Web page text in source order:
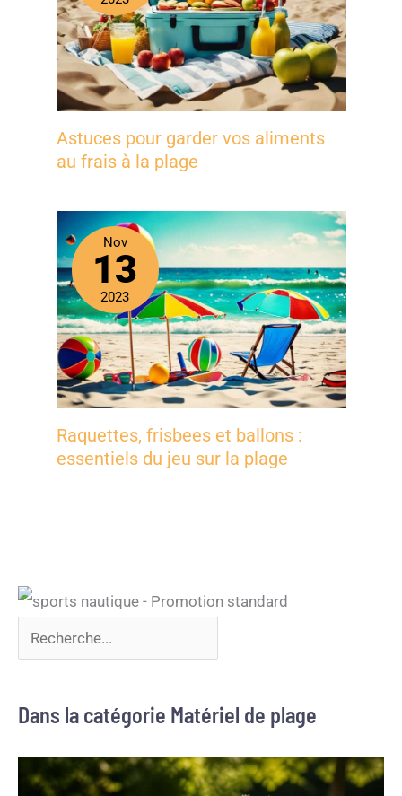
Astuces pour garder vos aliments
au frais à la plage
Nov
13
2023
Raquettes, frisbees et ballons :
essentiels du jeu sur la plage
Dans la catégorie Matériel de plage